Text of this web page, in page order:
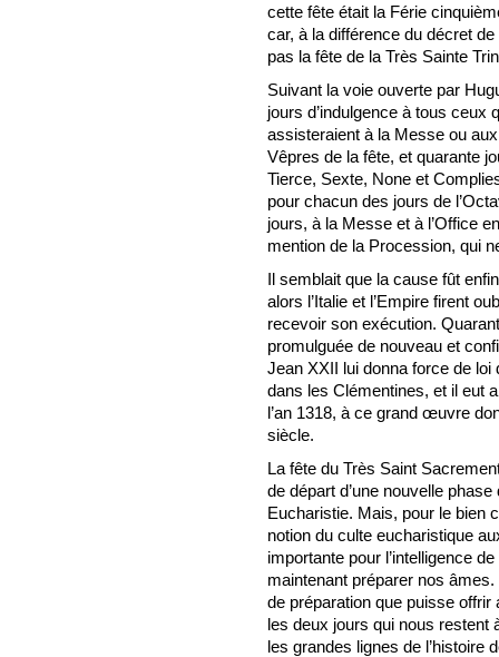
cette fête était la Férie
car, à la différence du décret
pas la fête de la Très Sainte
Suivant la voie ouverte par
jours d’indulgence à tous
assisteraient à la Messe ou
Vêpres de la fête, et quarante
Tierce, Sexte, None et
pour chacun des jours de
jours, à la Messe et à l’Office
mention de la Procession, qui
Il semblait que la cause fût
alors l’Italie et l’Empire firent
recevoir son exécution.
promulguée de nouveau et
Jean XXII lui donna force de loi
dans les Clémentines, et il eut
l’an 1318, à ce grand œuvre
siècle.
La fête du Très Saint
de départ d’une nouvelle
Eucharistie. Mais, pour le bien
notion du culte eucharistique
importante pour l’intelligence
maintenant préparer nos
de préparation que puisse offrir
les deux jours qui nous
les grandes lignes de l’histoire